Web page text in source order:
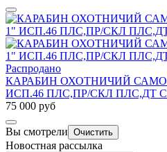
Распродано
КАРАБИН ОХОТНИЧИЙ
ИСП.46 ПЛС,ПР/СКЛ ПЛС,ДТ
75 000 руб
Вы смотрели Очистить
Новостная рассылка